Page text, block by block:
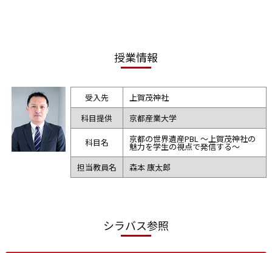
授業情報
受入先
上賀茂神社
科目提供
京都産業大学
科目名 京都の世界遺産PBL ～上賀茂神社の
魅力を学生の視点で発信する～
担当教員名
森本 康太郎
シラバス参照